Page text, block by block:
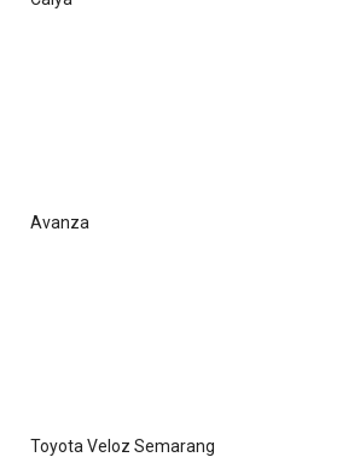
Avanza
Toyota Veloz Semarang